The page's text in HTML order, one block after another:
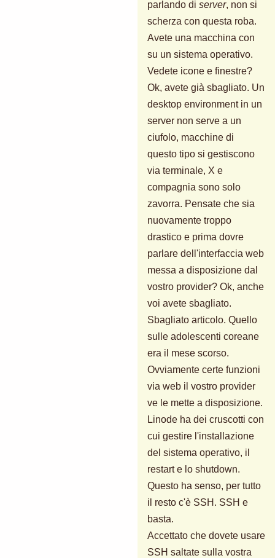
parlando di server, non si
scherza con questa roba.
Avete una macchina con
su un sistema operativo.
Vedete icone e finestre?
Ok, avete già sbagliato. Un
desktop environment in un
server non serve a un
ciufolo, macchine di
questo tipo si gestiscono
via terminale, X e
compagnia sono solo
zavorra. Pensate che sia
nuovamente troppo
drastico e prima dovre
parlare dell'interfaccia web
messa a disposizione dal
vostro provider? Ok, anche
voi avete sbagliato.
Sbagliato articolo. Quello
sulle adolescenti coreane
era il mese scorso.
Ovviamente certe funzioni
via web il vostro provider
ve le mette a disposizione.
Linode ha dei cruscotti con
cui gestire l'installazione
del sistema operativo, il
restart e lo shutdown.
Questo ha senso, per tutto
il resto c'è SSH. SSH e
basta.
Accettato che dovete usare
SSH saltate sulla vostra